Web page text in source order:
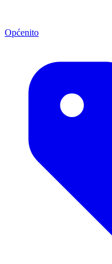
Općenito